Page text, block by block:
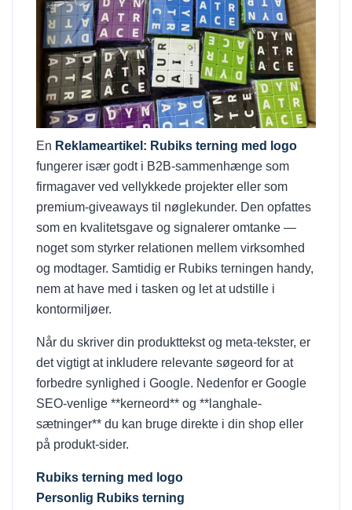
En Reklameartikel: Rubiks terning med logo
fungerer især godt i B2B-sammenhænge som
firmagaver ved vellykkede projekter eller som
premium-giveaways til nøglekunder. Den opfattes
som en kvalitetsgave og signalerer omtanke —
noget som styrker relationen mellem virksomhed
og modtager. Samtidig er Rubiks terningen handy,
nem at have med i tasken og let at udstille i
kontormiljøer.
Når du skriver din produkttekst og meta-tekster, er
det vigtigt at inkludere relevante søgeord for at
forbedre synlighed i Google. Nedenfor er Google
SEO-venlige **kerneord** og **langhale-
sætninger** du kan bruge direkte i din shop eller
på produkt-sider.
Rubiks terning med logo
Personlig Rubiks terning